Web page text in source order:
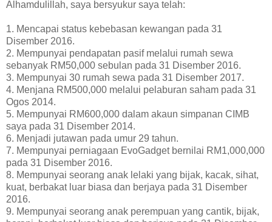
Alhamdulillah, saya bersyukur saya telah:
1. Mencapai status kebebasan kewangan pada 31
Disember 2016.
2. Mempunyai pendapatan pasif melalui rumah sewa
sebanyak RM50,000 sebulan pada 31 Disember 2016.
3. Mempunyai 30 rumah sewa pada 31 Disember 2017.
4. Menjana RM500,000 melalui pelaburan saham pada 31
Ogos 2014.
5. Mempunyai RM600,000 dalam akaun simpanan CIMB
saya pada 31 Disember 2014.
6. Menjadi jutawan pada umur 29 tahun.
7. Mempunyai perniagaan EvoGadget bernilai RM1,000,000
pada 31 Disember 2016.
8. Mempunyai seorang anak lelaki yang bijak, kacak, sihat,
kuat, berbakat luar biasa dan berjaya pada 31 Disember
2016.
9. Mempunyai seorang anak perempuan yang cantik, bijak,